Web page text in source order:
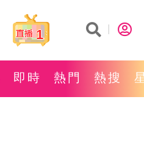
1
即時 熱門 熱搜